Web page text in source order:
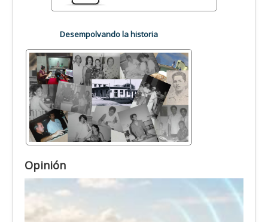
Desempolvando la historia
Opinión